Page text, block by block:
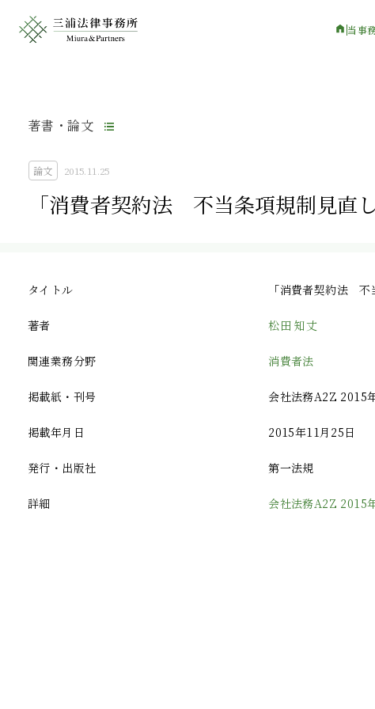
当事
著書・論文
論文 2015.11.25
「消費者契約法 不当条項規制見直
タイトル 「消費者契約法 不
著者 松田 知丈
関連業務分野 消費者法
掲載紙・刊号 会社法務A2Z 2015
掲載年月日 2015年11月25日
発行・出版社 第一法規
詳細 会社法務A2Z 2015